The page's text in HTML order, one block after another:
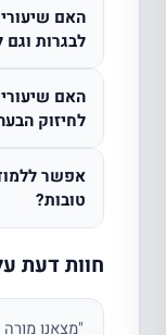
האם
לבגרות וגם
האם
לחיזוק
אפשר
טובות?
חוות דעת
"מצאנו